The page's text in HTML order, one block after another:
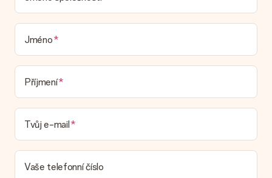
Je můj dárek zabalený?
V současné době nemáme (ještě) službu dárkového balení,
která by zabalila váš dárek. Dárky dodáváme ve slavnostním
balení. To znamená, že váš dar je připraven být doručen nebo
Dodací lhůta, možnosti dodání a náklady na
doručení
Mohu si vybrat datum dodání?
Není možné zvolit konkrétní datum dodání.
Jaká je dodací lhůta a kdy dostávám dárek?
Dodací lhůtu naleznete na stránce produktu. Můžete věřit, že
náš dopravce vám dodá váš dárek.
Jméno
Příjmení
Tvůj e-mail
Vaše telefonní číslo